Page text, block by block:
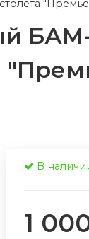
В
1